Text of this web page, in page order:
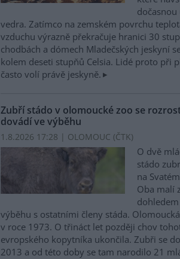
vedra. Zatímco na zemském povrchu
vzduchu výrazně překračuje hranici 30
chodbách a dómech Mladečských jeskyní
kolem deseti stupňů Celsia. Lidé proto při
často volí právě jeskyně.
Zubří stádo v olomoucké zoo se
dovádí ve výběhu
1.8.2026 17:28 | OLOMOUC (ČTK)
O dvě
stádo
na
Oba malí
výběhu s ostatními členy stáda.
v roce 1973. O třináct let později chov
evropského kopytníka ukončila. Zubři se
2013 a od této doby se tam narodilo 21